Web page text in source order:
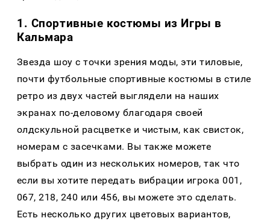
1. Спортивные костюмы из Игры в
Кальмара
Звезда шоу с точки зрения моды, эти тиловые,
почти футбольные спортивные костюмы в стиле
ретро из двух частей выглядели на наших
экранах по-деловому благодаря своей
олдскульной расцветке и чистым, как свисток,
номерам с засечками. Вы также можете
выбрать один из нескольких номеров, так что
если вы хотите передать вибрации игрока 001,
067, 218, 240 или 456, вы можете это сделать.
Есть несколько других цветовых вариантов,